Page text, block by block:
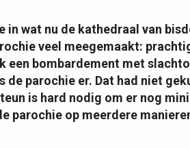
in wat nu de kathedraal van
veel meegemaakt:
een bombardement met
parochie er. Dat had niet
is hard nodig om er nog
parochie op meerdere